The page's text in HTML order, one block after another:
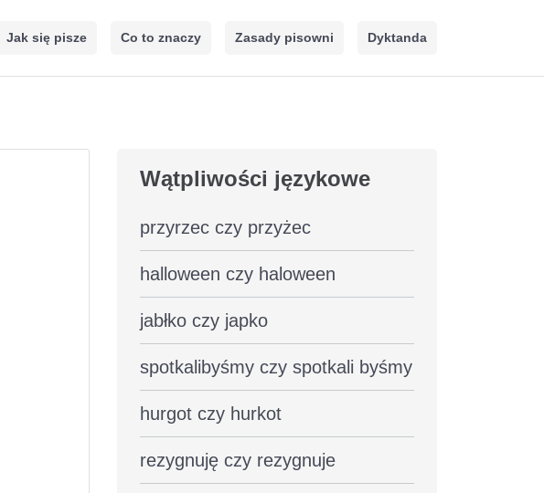
Jak się pisze Co to znaczy Zasady pisowni Dyktanda
Wątpliwości językowe
przyrzec czy przyżec
halloween czy haloween
jabłko czy japko
spotkalibyśmy czy spotkali byśmy
hurgot czy hurkot
rezygnuję czy rezygnuje